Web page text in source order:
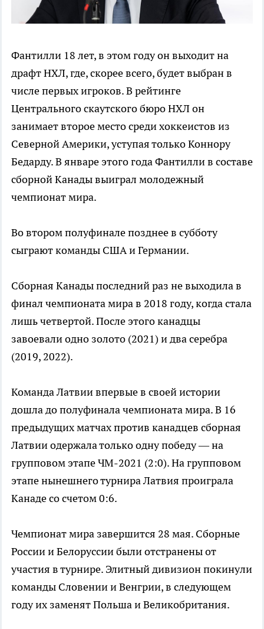
Фантилли 18 лет, в этом году он выходит на
драфт НХЛ, где, скорее всего, будет выбран в
числе первых игроков. В рейтинге
Центрального скаутского бюро НХЛ он
занимает второе место среди хоккеистов из
Северной Америки, уступая только Коннору
Бедарду. В январе этого года Фантилли в составе
сборной Канады выиграл молодежный
чемпионат мира.
Во втором полуфинале позднее в субботу
сыграют команды США и Германии.
Сборная Канады последний раз не выходила в
финал чемпионата мира в 2018 году, когда стала
лишь четвертой. После этого канадцы
завоевали одно золото (2021) и два серебра
(2019, 2022).
Команда Латвии впервые в своей истории
дошла до полуфинала чемпионата мира. В 16
предыдущих матчах против канадцев сборная
Латвии одержала только одну победу — на
групповом этапе ЧМ-2021 (2:0). На групповом
этапе нынешнего турнира Латвия проиграла
Канаде со счетом 0:6.
Чемпионат мира завершится 28 мая. Сборные
России и Белоруссии были отстранены от
участия в турнире. Элитный дивизион покинули
команды Словении и Венгрии, в следующем
году их заменят Польша и Великобритания.